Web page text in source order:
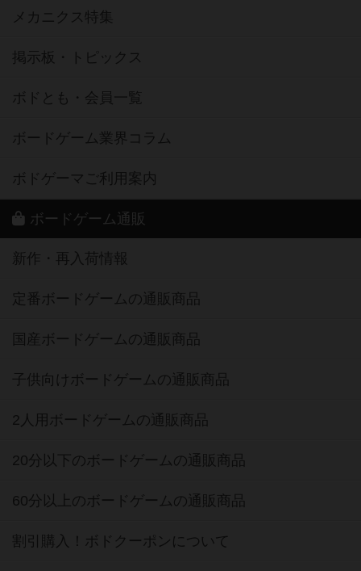
メカニクス特集
掲示板・トピックス
ボドとも・会員一覧
ボードゲーム業界コラム
ボドゲーマご利用案内
ボードゲーム通販
新作・再入荷情報
定番ボードゲームの通販商品
国産ボードゲームの通販商品
子供向けボードゲームの通販商品
2人用ボードゲームの通販商品
20分以下のボードゲームの通販商品
60分以上のボードゲームの通販商品
割引購入！ボドクーポンについて